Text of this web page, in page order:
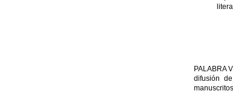
PALABRA
difusión